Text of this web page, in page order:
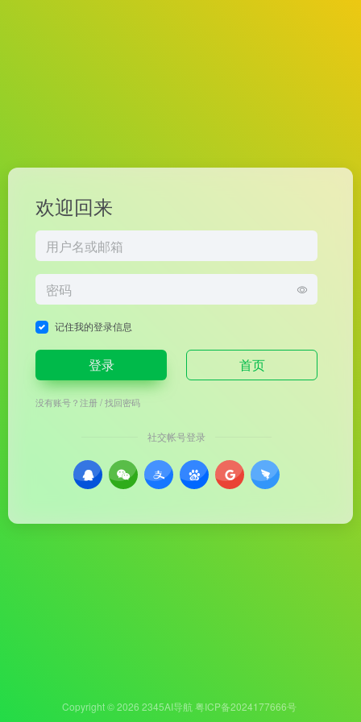
欢迎回来
记住我的登录信息
登录 首页
没有账号？注册/找回密码
社交帐号登录
Copyright © 2026 2345AI导航 粤ICP备2024177666号